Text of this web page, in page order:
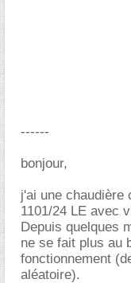
------
bonjour,
j'ai une chaudière
1101/24 LE avec
Depuis quelques
ne se fait plus au
fonctionnement
aléatoire).